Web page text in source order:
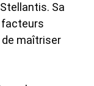
Sa
facteurs
de maîtriser